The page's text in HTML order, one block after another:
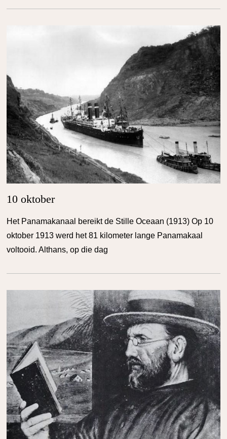
10 oktober
Het Panamakanaal bereikt de Stille Oceaan (1913) Op 10
oktober 1913 werd het 81 kilometer lange Panamakaal
voltooid. Althans, op die dag